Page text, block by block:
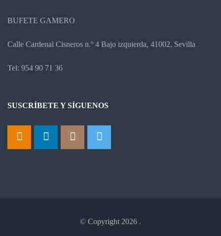
BUFETE GAMERO
Calle Cardenal Cisneros n.º 4 Bajo izquierda, 41002, Sevilla
Tel: 954 90 71 36
SUSCRÍBETE Y SÍGUENOS
© Copyright 2026 .